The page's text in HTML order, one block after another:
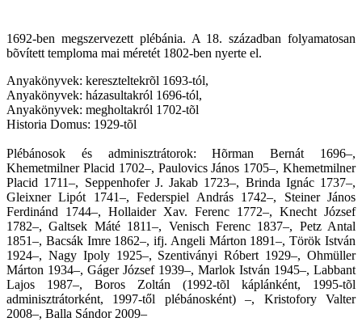
1692-ben megszervezett plébánia. A 18. században folyamatosan
bõvített temploma mai méretét 1802-ben nyerte el.
Anyakönyvek: kereszteltekrõl 1693-tól,
Anyakönyvek: házasultakról 1696-tól,
Anyakönyvek: megholtakról 1702-tõl
Historia Domus: 1929-tõl
Plébánosok és adminisztrátorok: Hõrman Bernát 1696–,
Khemetmilner Placid 1702–, Paulovics János 1705–, Khemetmilner
Placid 1711–, Seppenhofer J. Jakab 1723–, Brinda Ignác 1737–,
Gleixner Lipót 1741–, Federspiel András 1742–, Steiner János
Ferdinánd 1744–, Hollaider Xav. Ferenc 1772–, Knecht József
1782–, Galtsek Máté 1811–, Venisch Ferenc 1837–, Petz Antal
1851–, Bacsák Imre 1862–, ifj. Angeli Márton 1891–, Török István
1924–, Nagy Ipoly 1925–, Szentiványi Róbert 1929–, Ohmüller
Márton 1934–, Gáger József 1939–, Marlok István 1945–, Labbant
Lajos 1987–, Boros Zoltán (1992-tõl káplánként, 1995-tõl
adminisztrátorként, 1997-től plébánosként) –, Kristofory Valter
2008–, Balla Sándor 2009–